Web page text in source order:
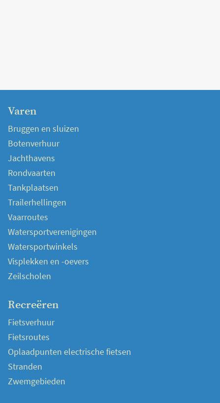
Varen
Bruggen en sluizen
Botenverhuur
Jachthavens
Rondvaarten
Tankplaatsen
Trailerhellingen
Vaarroutes
Watersportverenigingen
Watersportwinkels
Visplekken en -oevers
Zeilscholen
Recreëren
Fietsverhuur
Fietsroutes
Oplaadpunten electrische fietsen
Stranden
Zwemgebieden